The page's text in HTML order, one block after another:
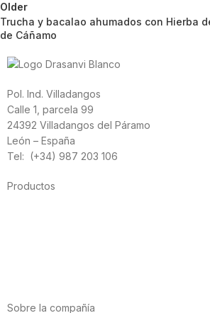
Older
Trucha y bacalao ahumados con Hierba
de Cáñamo
Pol. Ind. Villadangos
Calle 1, parcela 99
24392 Villadangos del Páramo
León – España
Tel: (+34) 987 203 106
Productos
Sobre la compañía